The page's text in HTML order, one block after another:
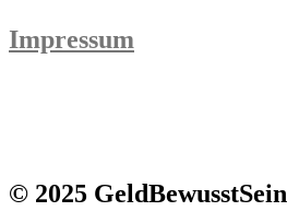
Impressum
© 2025 GeldBewusstSein